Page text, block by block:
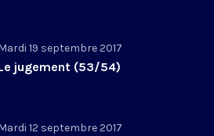
19 septembre 2017
jugement (53/54)
12 septembre 2017